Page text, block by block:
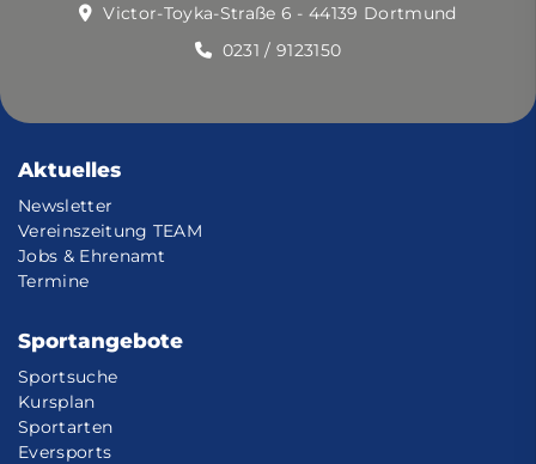
Victor-Toyka-Straße 6 - 44139 Dortmund
0231 / 9123150
Aktuelles
Newsletter
Vereinszeitung TEAM
Jobs & Ehrenamt
Termine
Sportangebote
Sportsuche
Kursplan
Sportarten
Eversports